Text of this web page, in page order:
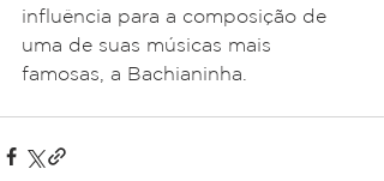
influência para a composição de
uma de suas músicas mais
famosas, a Bachianinha.